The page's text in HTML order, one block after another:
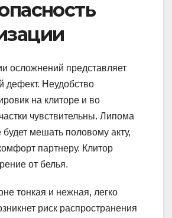
осложнений представляет
дефект. Неудобство
на клиторе и во
чувствительны. Липома
мешать половому акту,
партнеру. Клитор
от белья.
тонкая и нежная, легко
риск распространения